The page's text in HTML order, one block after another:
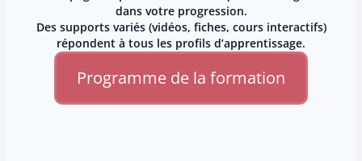
dans votre progression.
Des supports variés (vidéos, fiches, cours interactifs)
répondent à tous les profils d’apprentissage.
Programme de la formation